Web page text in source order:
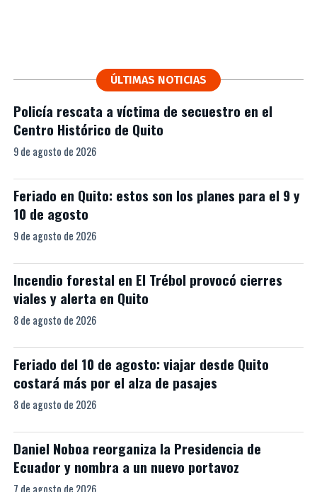
ÚLTIMAS NOTICIAS
Policía rescata a víctima de secuestro en el
Centro Histórico de Quito
9 de agosto de 2026
Feriado en Quito: estos son los planes para el 9 y
10 de agosto
9 de agosto de 2026
Incendio forestal en El Trébol provocó cierres
viales y alerta en Quito
8 de agosto de 2026
Feriado del 10 de agosto: viajar desde Quito
costará más por el alza de pasajes
8 de agosto de 2026
Daniel Noboa reorganiza la Presidencia de
Ecuador y nombra a un nuevo portavoz
7 de agosto de 2026